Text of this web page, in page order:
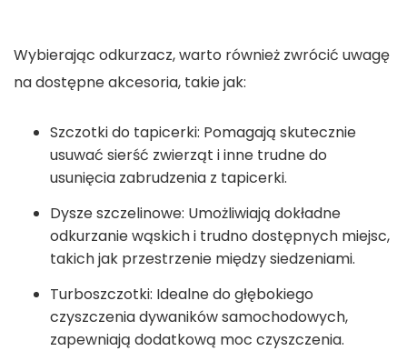
Wybierając odkurzacz, warto również zwrócić uwagę
na dostępne akcesoria, takie jak:
Szczotki do tapicerki: Pomagają skutecznie
usuwać sierść zwierząt i inne trudne do
usunięcia zabrudzenia z tapicerki.
Dysze szczelinowe: Umożliwiają dokładne
odkurzanie wąskich i trudno dostępnych miejsc,
takich jak przestrzenie między siedzeniami.
Turboszczotki: Idealne do głębokiego
czyszczenia dywaników samochodowych,
zapewniają dodatkową moc czyszczenia.